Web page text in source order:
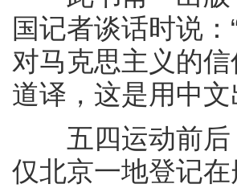
国记者谈话时说
对马克思主义的
道译，这是用中
五四运动前后
仅北京一地登记